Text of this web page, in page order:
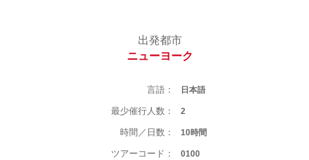
出発都市
ニューヨーク
言語： 日本語
最少催行人数： 2
時間／日数： 10時間
ツアーコード： 0100